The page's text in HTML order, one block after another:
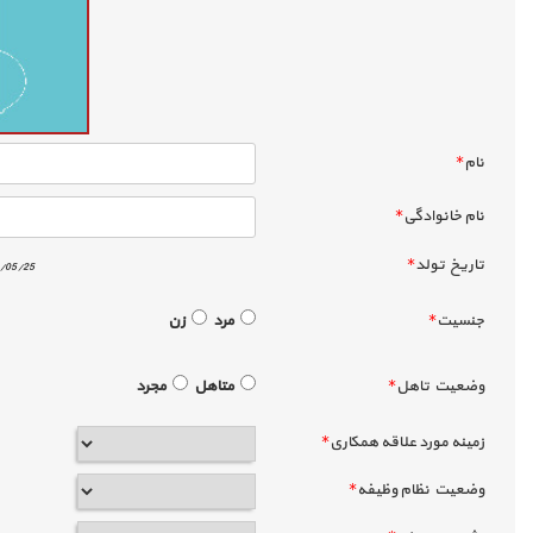
نام*
نام خانوادگي*
تاريخ تولد*
05/25
جنسيت* مرد زن
وضعيت تاهل* متاهل مجرد
زمينه مورد علاقه همكاري*
وضعيت نظام وظيفه*